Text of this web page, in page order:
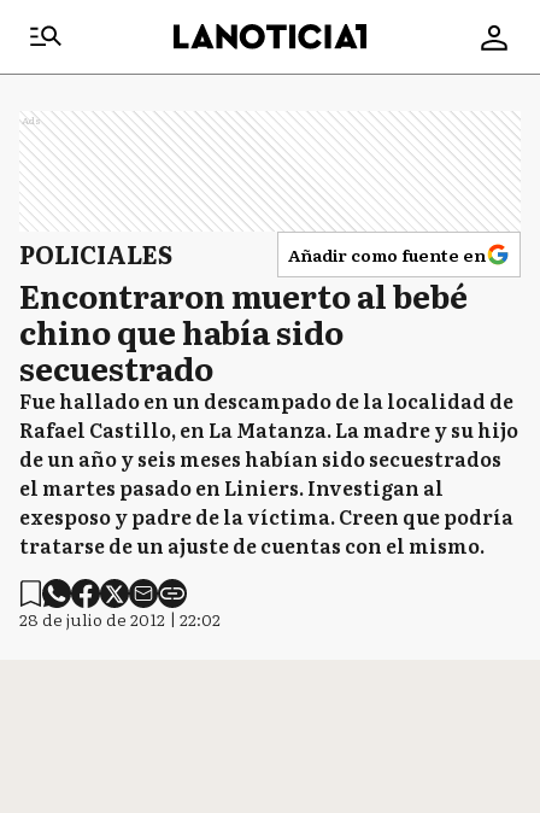
Ads
POLICIALES Añadir como fuente en
Encontraron muerto al bebé
chino que había sido
secuestrado
Fue hallado en un descampado de la localidad de
Rafael Castillo, en La Matanza. La madre y su hijo
de un año y seis meses habían sido secuestrados
el martes pasado en Liniers. Investigan al
exesposo y padre de la víctima. Creen que podría
tratarse de un ajuste de cuentas con el mismo.
28 de julio de 2012 | 22:02